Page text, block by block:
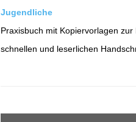
Jugendliche
Praxisbuch mit Kopiervorlagen
schnellen und leserlichen